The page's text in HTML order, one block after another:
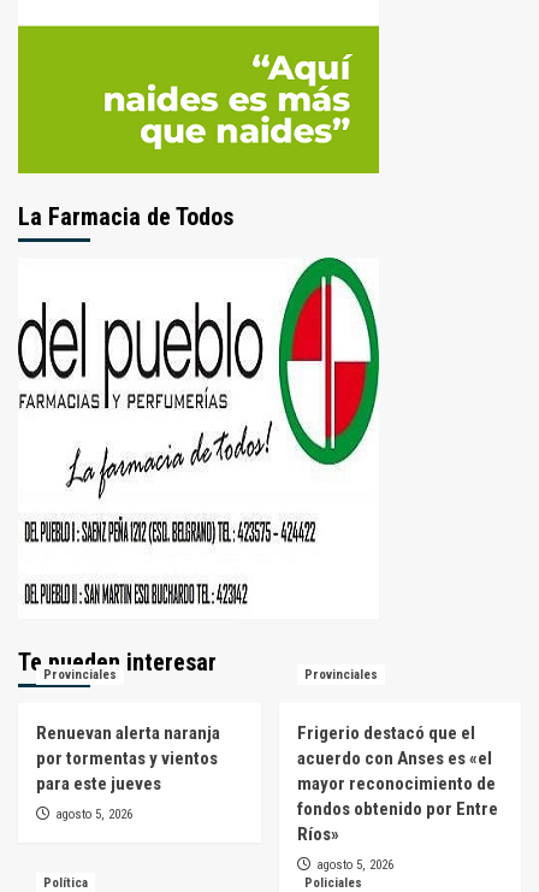
La Farmacia de Todos
Te pueden interesar
Provinciales
Renuevan alerta naranja
por tormentas y vientos
para este jueves
agosto 5, 2026
Provinciales
Frigerio destacó que el
acuerdo con Anses es «el
mayor reconocimiento de
fondos obtenido por Entre
Ríos»
agosto 5, 2026
Política
Policiales